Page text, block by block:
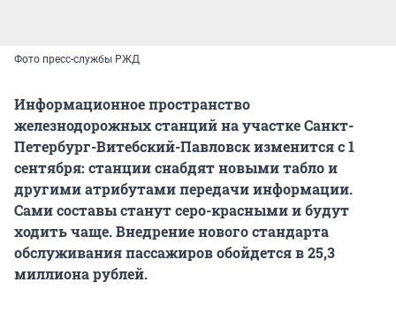
Фото пресс-службы РЖД
Информационное пространство
железнодорожных станций на участке Санкт-
Петербург-Витебский-Павловск изменится с 1
сентября: станции снабдят новыми табло и
другими атрибутами передачи информации.
Сами составы станут серо-красными и будут
ходить чаще. Внедрение нового стандарта
обслуживания пассажиров обойдется в 25,3
миллиона рублей.